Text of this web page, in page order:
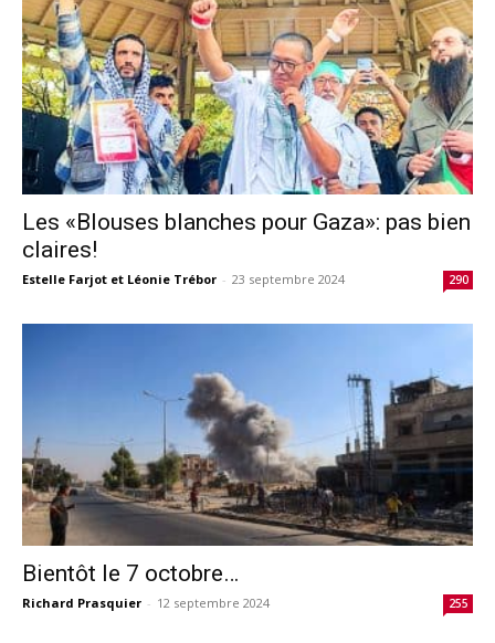
Les «Blouses blanches pour Gaza»: pas bien
claires!
Estelle Farjot et Léonie Trébor - 23 septembre 2024 290
Bientôt le 7 octobre…
Richard Prasquier - 12 septembre 2024 255